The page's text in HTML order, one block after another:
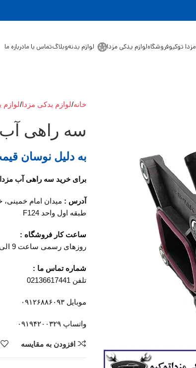
مزدا توکیوفروشگاهلوازم یدکی مزدا لوازم بدنهوبلاگتماس با مادرباره ما
خانه لوازم یدکی مزدا لوازم
سه راهی آب مزدا 2 –
به دلیل نوسان
برای خرید سه راهی آب مزدا 2 – هوزینگ آب مزدا 2 با ما در تماس باشید.
آدرس : میدان امام خمینی،
طبقه اول واحد F124
ساعت کار فروشگاه :
روزهای رسمی ساعت 9 الی 19 پنجشنبه ها ساعت 9 الی 14
شماره تماس ما :
تلفن 02136617441
موبایل ۰۹۱۲۶۸۸۶۰۹۳
واتساپ ۰۹۱۹۴۲۰۰۳۲۹
افزودن به مقایسه